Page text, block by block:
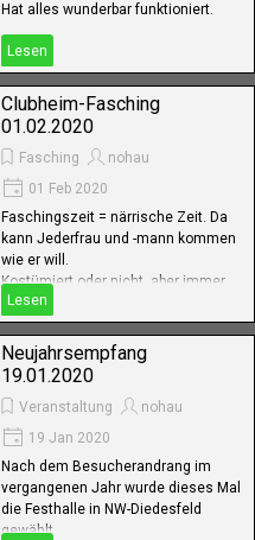
Hat alles wunderbar funktioniert.
Lesen
Clubheim-Fasching
01.02.2020
Fasching
nohau
01 Feb 2020
Faschingszeit = närrische Zeit. Da
kann Jederfrau und -mann kommen
wie er will.
Kostümiert oder nicht, aber immer
mit Humor. So war es auch bei
diesem Treff.
Lesen
Neujahrsempfang
19.01.2020
Veranstaltung
nohau
19 Jan 2020
Nach dem Besucherandrang im
vergangenen Jahr wurde dieses Mal
die Festhalle in NW-Diedesfeld
gewählt.